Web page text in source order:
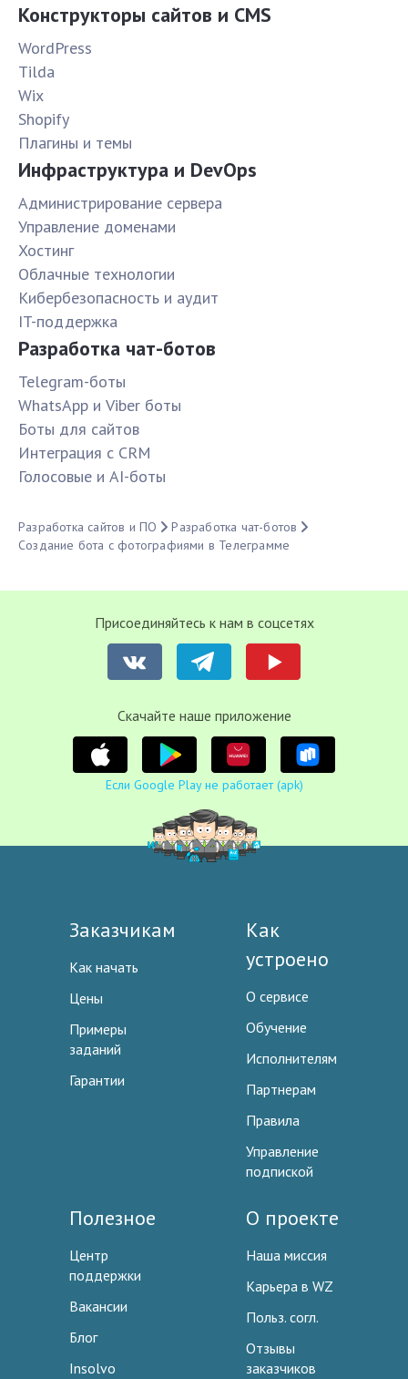
Конструкторы сайтов и CMS
WordPress
Tilda
Wix
Shopify
Плагины и темы
Инфраструктура и DevOps
Администрирование сервера
Управление доменами
Хостинг
Облачные технологии
Кибербезопасность и аудит
IT-поддержка
Разработка чат-ботов
Telegram-боты
WhatsApp и Viber боты
Боты для сайтов
Интеграция с CRM
Голосовые и AI-боты
Разработка сайтов и ПО
Разработка чат-ботов
Создание бота с фотографиями в Телеграмме
Присоединяйтесь к нам в соцсетях
Cкачайте наше приложение
Если Google Play не работает (apk)
Заказчикам
Как начать
Цены
Примеры
заданий
Гарантии
Как
устроено
О сервисе
Обучение
Исполнителям
Партнерам
Правила
Управление
подпиской
Полезное
Центр
поддержки
Вакансии
Блог
Insolvo
О проекте
Наша миссия
Карьера в WZ
Польз. согл.
Отзывы
заказчиков